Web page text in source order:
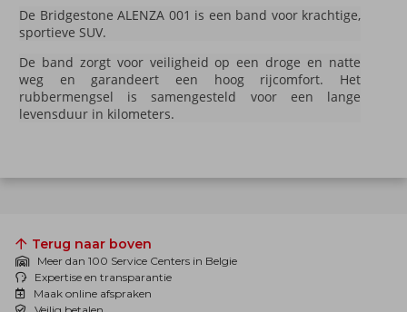
De Bridgestone ALENZA 001 is een band voor krachtige,
sportieve SUV.
De band zorgt voor veiligheid op een droge en natte
weg en garandeert een hoog rijcomfort. Het
rubbermengsel is samengesteld voor een lange
levensduur in kilometers.
Terug naar boven
Meer dan 100 Service Centers in Belgie
Expertise en transparantie
Maak online afspraken